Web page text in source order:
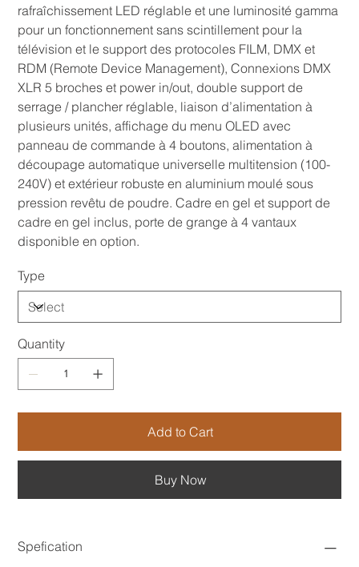
rafraîchissement LED réglable et une luminosité gamma
pour un fonctionnement sans scintillement pour la
télévision et le support des protocoles FILM, DMX et
RDM (Remote Device Management), Connexions DMX
XLR 5 broches et power in/out, double support de
serrage / plancher réglable, liaison d’alimentation à
plusieurs unités, affichage du menu OLED avec
panneau de commande à 4 boutons, alimentation à
découpage automatique universelle multitension (100-
240V) et extérieur robuste en aluminium moulé sous
pression revêtu de poudre. Cadre en gel et support de
cadre en gel inclus, porte de grange à 4 vantaux
disponible en option.
Type
Quantity
Add to Cart
Buy Now
Spefication